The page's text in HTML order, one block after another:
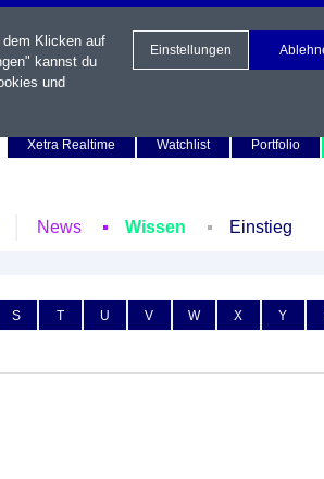
Xetra Realtime
Watchlist Portfolio
News Wissen Einstieg
S T U V W X Y
Klicken auf
kannst du
und
Einstellungen